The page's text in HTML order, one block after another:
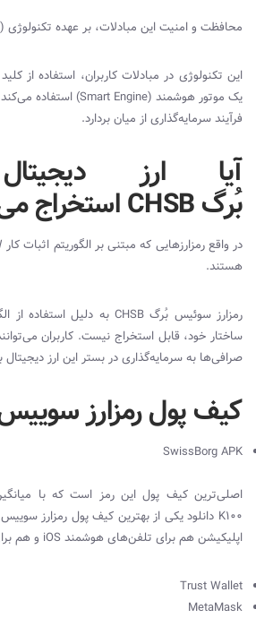
محافظت و امنیت این مبادلات، بر عهده تکنولوژی (
این تکنولوژی در مبادلات کاربران، استفاده از
یک موتور هوشمند (Smart Engine) استفاده
فرآیند سرمایه‌گذاری از میان بردارد.
آیا ارز
بُرگ CHSB استخراج می‌شود؟
در واقع رمزارزهایی که مبتنی بر الگوریتم اثبات کار
هستند.
رمزارز سوئیس بُرگ CHSBبه دلیل استفاده از
ساختار خود، قابل استخراج نیست. کاربران
صرافی‌ها به سرمایه‌گذاری در بستر این ارز دیجیتال
کیف پول رمزارز
SwissBorg APK
100
K دانلود یکی از بهترین کیف پول رمزارز
اپلیکیشن هم برای تلفن‌های هوشمندiOS و هم
Trust Wallet
MetaMask